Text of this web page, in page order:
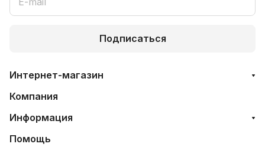
Подписаться
Интернет-магазин
Компания
Информация
Помощь